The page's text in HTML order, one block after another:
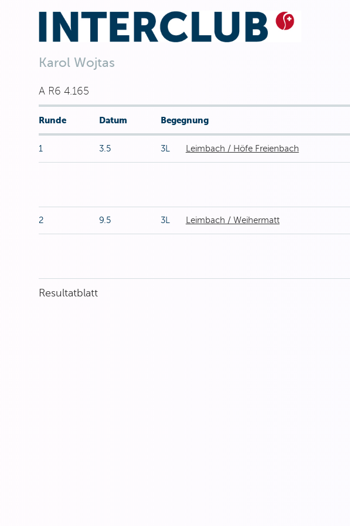
Karol Wojtas
A R6 4.165
Runde Datum Begegnung
1 3.5 3L Leimbach / Höfe Freienbach
2 9.5 3L Leimbach / Weihermatt
Resultatblatt